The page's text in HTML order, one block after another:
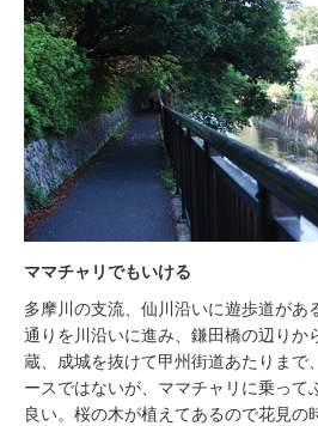
ママチャリでもいける
多摩川の支流、仙川沿いに遊歩道があ
通りを川沿いに進み、鎌田橋の辺りか
蔵、成城を抜けて甲州街道あたりまで
ースではないが、ママチャリに乗って
良い。桜の木が植えてあるので花見の